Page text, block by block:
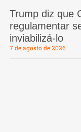
Trump diz que
regulamentar
inviabilizá-lo
7 de agosto de 2026